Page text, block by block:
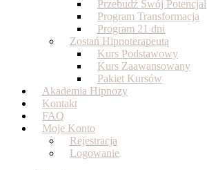
Przebudź Swój Potencjał
Program Transformacja
Program 21 dni
Zostań Hipnoterapeutą
Kurs Podstawowy
Kurs Zaawansowany
Pakiet Kursów
Akademia Hipnozy
Kontakt
FAQ
Moje Konto
Rejestracja
Logowanie